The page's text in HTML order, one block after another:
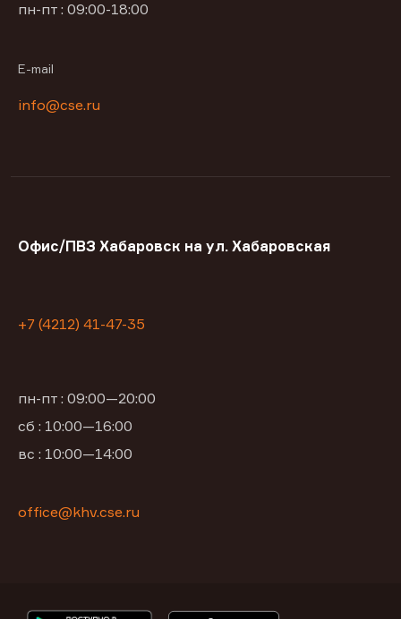
пн-пт : 09:00-18:00
E-mail
info@cse.ru
Офис/ПВЗ Хабаровск на ул. Хабаровская
+7 (4212) 41-47-35
пн-пт : 09:00—20:00
сб : 10:00—16:00
вс : 10:00—14:00
office@khv.cse.ru